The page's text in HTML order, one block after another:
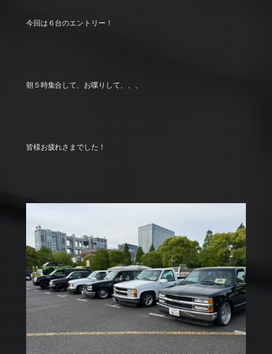
今回は６台のエントリー！
朝５時集合して、お喋りして、、、
皆様お疲れさまでした！